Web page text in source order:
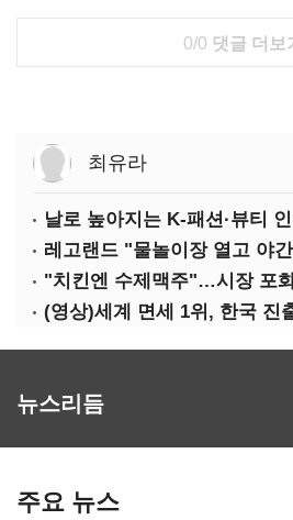
0/0 댓글 더보
최유라
"치킨엔 수제맥주"…시장 포
뉴스리듬
주요 뉴스